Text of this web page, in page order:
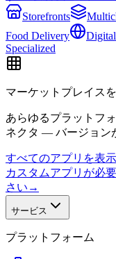
Storefronts
Food Delivery
Specialized
マーケットプレイス
あらゆるプラットフ
ネクタ — バージョン
すべてのアプリを表示
カスタムアプリが必
さい →
サービス
プラットフォーム